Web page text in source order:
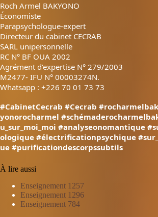
Roch Armel BAKYONO
Économiste
Parapsychologue-expert
Directeur du cabinet CECRAB
SARL unipersonnelle
RC N° BF OUA 2002
Agrément d’expertise N° 279/2003
M2477- IFU N° 00003274N.
Whatsapp : +226 70 01 73 73
#CabinetCecrab #Cecrab
yonorocharmel
u_sur_moi_moi #analyseonomantique
ologique #électrificationpsychique
ue #purificationdescorpssubtils
À lire aussi
Enseignement 1257
Enseignement 1296
Enseignement 784